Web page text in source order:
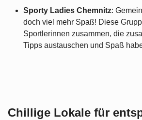
Sporty Ladies Chemnitz:
doch viel mehr Spaß! Diese
Sportlerinnen zusammen, die
Tipps austauschen und Spaß
Chillige Lokale für